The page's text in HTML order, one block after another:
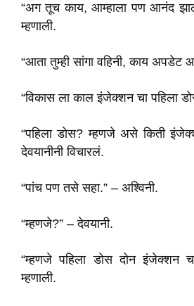
“अग तूच काय, आम्हाला पण आनंद
म्हणाली.
“आता तुम्ही सांगा वहिनी, काय अपडेट
“विकास ला काल इंजेक्शन चा पहिला
“पहिला डोस? म्हणजे असे किती
देवयानीनी विचारलं.
“पांच पण तसे सहा.” – अश्विनी.
“म्हणजे?” – देवयानी.
“म्हणजे पहिला डोस दोन इंजेक्शन
म्हणाली.